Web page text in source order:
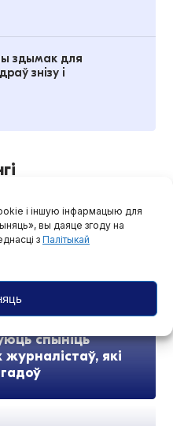
і іншую інфармацыю для
вы даяце згоду на
зПалітыкай
здымак для
знізу і
спыніць
які